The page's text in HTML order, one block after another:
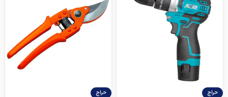
حراج حراج